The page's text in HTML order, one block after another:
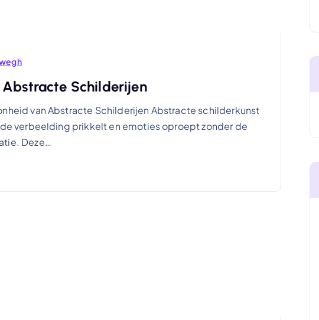
Abstracte Schilderijen
van Abstracte Schilderijen Abstracte schilderkunst
verbeelding prikkelt en emoties oproept zonder de
Deze…